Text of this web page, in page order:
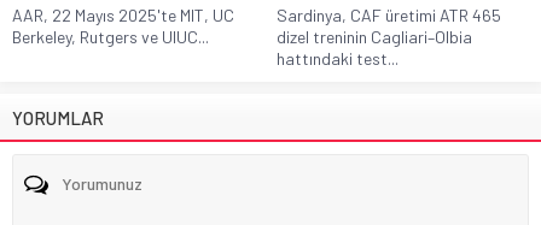
AAR, 22 Mayıs 2025'te MIT, UC
Berkeley, Rutgers ve UIUC...
Sardinya, CAF üretimi ATR 465
dizel treninin Cagliari–Olbia
hattındaki test...
YORUMLAR